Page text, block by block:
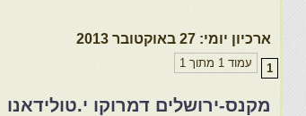
ארכיון יומי: 27 באוקטובר 2013
עמוד 1 מתוך 1 1
מקנס-ירושלים דמרוקו י.טולידאנו